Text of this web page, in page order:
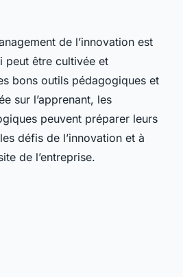
de l’innovation est
peut être cultivée et
bons outils pédagogiques et
sur l’apprenant, les
peuvent préparer leurs
défis de l’innovation et à
de l’entreprise.